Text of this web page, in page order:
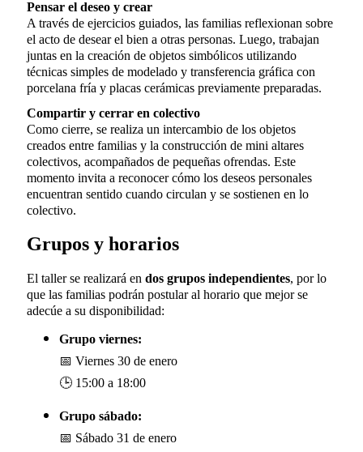
Pensar el deseo y crear
A través de ejercicios guiados, las familias reflexionan sobre
el acto de desear el bien a otras personas. Luego, trabajan
juntas en la creación de objetos simbólicos utilizando
técnicas simples de modelado y transferencia gráfica con
porcelana fría y placas cerámicas previamente preparadas.
Compartir y cerrar en colectivo
Como cierre, se realiza un intercambio de los objetos
creados entre familias y la construcción de mini altares
colectivos, acompañados de pequeñas ofrendas. Este
momento invita a reconocer cómo los deseos personales
encuentran sentido cuando circulan y se sostienen en lo
colectivo.
Grupos y horarios
El taller se realizará en dos grupos independientes, por lo
que las familias podrán postular al horario que mejor se
adecúe a su disponibilidad:
Grupo viernes:
📅 Viernes 30 de enero
🕒 15:00 a 18:00
Grupo sábado:
📅 Sábado 31 de enero